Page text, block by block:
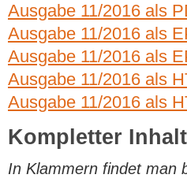
Ausgabe 11/2016 als
Ausgabe 11/2016 als
Ausgabe 11/2016 als
Ausgabe 11/2016 als
Ausgabe 11/2016 als
Kompletter Inhalt
In Klammern findet man